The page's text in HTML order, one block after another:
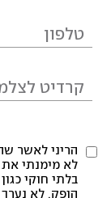
הריני לאשר
לא מימנתי את
בלתי חוקי
הופק, לא